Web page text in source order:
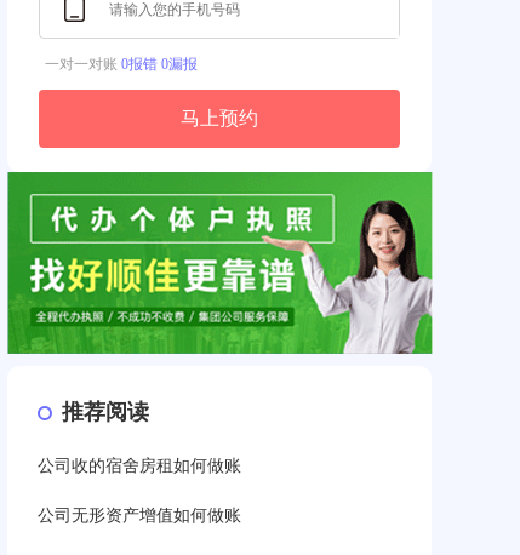
一对一对账 0报错 0漏报
马上预约
推荐阅读
公司收的宿舍房租如何做账
公司无形资产增值如何做账